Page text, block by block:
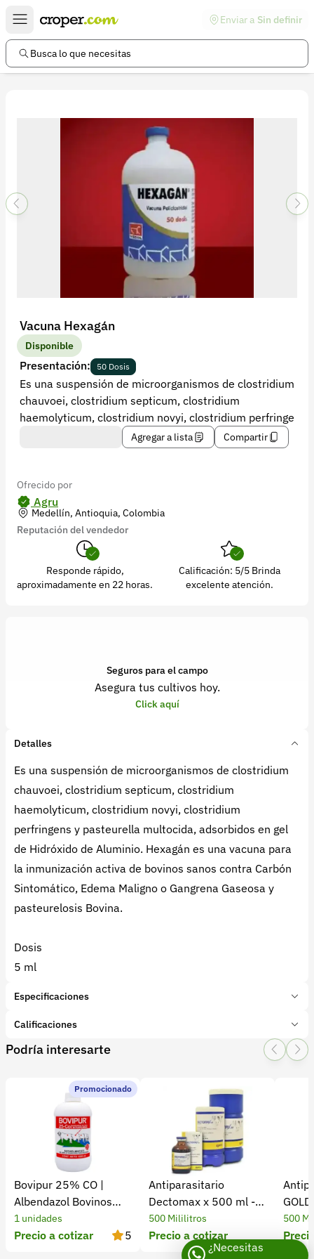
Enviar a Sin definir
Busca lo que necesitas
Vacuna Hexagán
Disponible
Presentación: 50 Dosis
Es una suspensión de microorganismos de clostridium
chauvoei, clostridium septicum, clostridium
haemolyticum, clostridium novyi, clostridium perfringe
Agregar a lista Compartir
Ofrecido por
Agru
Medellín, Antioquia, Colombia
Reputación del vendedor
Responde rápido,
aproximadamente en 22 horas.
Calificación: 5/5 Brinda
excelente atención.
Seguros para el campo
Asegura tus cultivos hoy.
Click aquí
Detalles
Es una suspensión de microorganismos de clostridium
chauvoei, clostridium septicum, clostridium
haemolyticum, clostridium novyi, clostridium
perfringens y pasteurella multocida, adsorbidos en gel
de Hidróxido de Aluminio. Hexagán es una vacuna para
la inmunización activa de bovinos sanos contra Carbón
Sintomático, Edema Maligno o Gangrena Gaseosa y
pasteurelosis Bovina.
Dosis
5 ml
Especificaciones
Marca:
Vecol
Tipo de producto:Insumo
Subcategoría:Vacunas
Calificaciones
1 Star
2 Star
3 Star4 Star
0 calificaciones
5 Estrellas
4 Estrellas
3 Estrellas
2 Estrellas
1 Estrellas
Podría interesarte
Promocionado
Bovipur 25% CO |
Albendazol Bovinos
Antiparasitario
1 unidades
Precio a cotizar 5
Antiparasitario
Dectomax x 500 ml -
Tierragro
500 Mililitros
Precio a cotizar
500
Enlaces de interés
Preguntas frecuentes
Política de privacidad
Recuperar contraseña
Contacto
Soporte
+57 323 2931928
Versión 5.45.0
Síguenos
¿Necesitas